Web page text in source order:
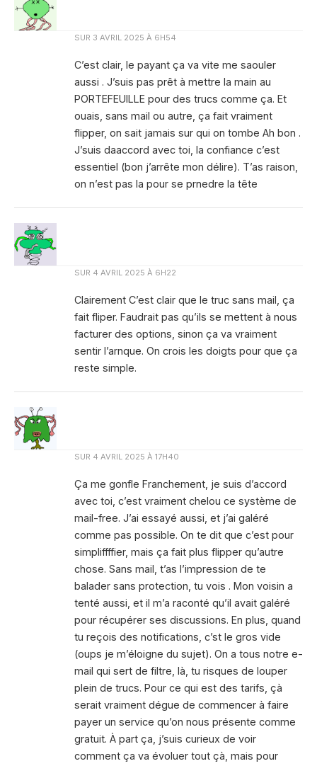
SUR 3 AVRIL 2025 À 6H54
C’est clair, le payant ça va vite me saouler
aussi . J’suis pas prêt à mettre la main au
PORTEFEUILLE pour des trucs comme ça. Et
ouais, sans mail ou autre, ça fait vraiment
flipper, on sait jamais sur qui on tombe Ah bon .
J’suis daaccord avec toi, la confiance c’est
essentiel (bon j’arrête mon délire). T’as raison,
on n’est pas la pour se prnedre la tête
SUR 4 AVRIL 2025 À 6H22
Clairement C’est clair que le truc sans mail, ça
fait fliper. Faudrait pas qu’ils se mettent à nous
facturer des options, sinon ça va vraiment
sentir l’arnque. On crois les doigts pour que ça
reste simple.
SUR 4 AVRIL 2025 À 17H40
Ça me gonfle Franchement, je suis d’accord
avec toi, c’est vraiment chelou ce système de
mail-free. J’ai essayé aussi, et j’ai galéré
comme pas possible. On te dit que c’est pour
simpliffffier, mais ça fait plus flipper qu’autre
chose. Sans mail, t’as l’impression de te
balader sans protection, tu vois . Mon voisin a
tenté aussi, et il m’a raconté qu’il avait galéré
pour récupérer ses discussions. En plus, quand
tu reçois des notifications, c’st le gros vide
(oups je m’éloigne du sujet). On a tous notre e-
mail qui sert de filtre, là, tu risques de louper
plein de trucs. Pour ce qui est des tarifs, çà
serait vraiment dégue de commencer à faire
payer un service qu’on nous présente comme
gratuit. À part ça, j’suis curieux de voir
comment ça va évoluer tout çà, mais pour